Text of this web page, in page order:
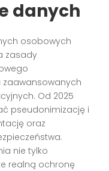
danych
osobowych
zasady
zaawansowanych
Od 2025
pseudonimizację i
oraz
nie tylko
realną ochronę